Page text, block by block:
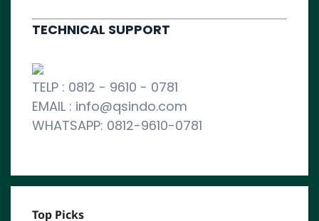
TECHNICAL SUPPORT
TELP : 0812 - 9610 - 0781
EMAIL : info@qsindo.com
WHATSAPP: 0812-9610-0781
Top Picks